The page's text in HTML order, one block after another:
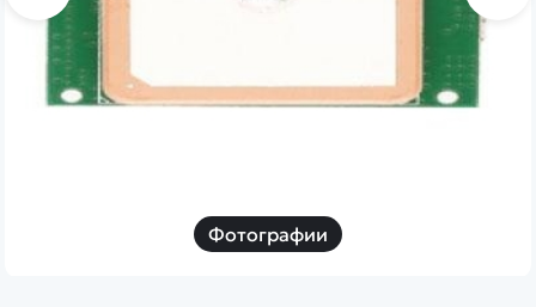
Фотографии
Дополнительный способ связи
WhatsApp/Мобильный
Есть вопрос? Можем связаться с вами
Наши соцсети: